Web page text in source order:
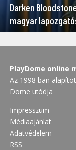
Darken
magyar
PlayDome online
Az 1998-ban
Dome utódja
Impresszum
Médiaajánlat
Adatvédelem
RSS